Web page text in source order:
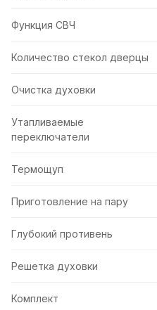
Функция СВЧ
Количество стекол дверцы
Очистка духовки
Утапливаемые
переключатели
Термощуп
Приготовление на пару
Глубокий противень
Решетка духовки
Комплект